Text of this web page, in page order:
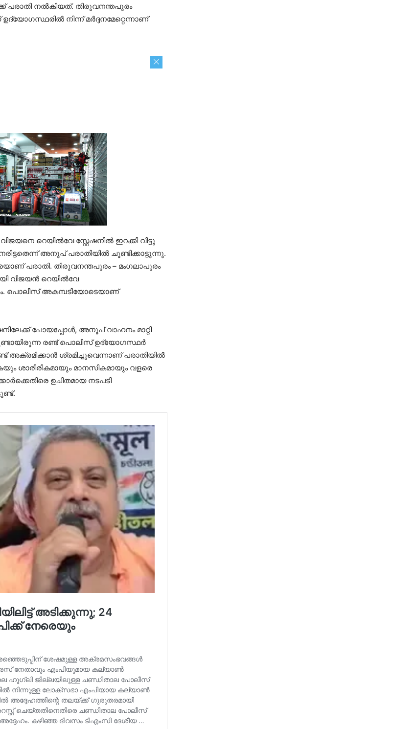
പരാതി നൽകിയത്. തിരുവനന്തപുരം
നിന്ന് മർദ്ദനമേറ്റെന്നാണ്
റെയിൽവേ സ്റ്റേഷനിൽ ഇറക്കി വിട്ടു
അനൂപ് പരാതിയിൽ ചൂണ്ടിക്കാട്ടുന്നു.
പരാതി. തിരുവനന്തപുരം – മംഗലാപുരം
വിജയൻ റെയിൽവേ
പൊലീസ് അകമ്പടിയോടെയാണ്
പോയപ്പോൾ, അനൂപ് വാഹനം മാറ്റി
രണ്ട് പൊലീസ് ഉദ്യോ​ഗസ്ഥർ
അക്രമിക്കാൻ ശ്രമിച്ചുവെന്നാണ് പരാതിയിൽ
ശാരീരികമായും മാനസികമായും വളരെ
ഉചിതമായ നടപടി